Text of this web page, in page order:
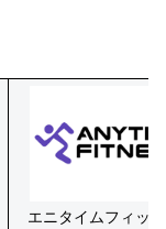
エニタイムフィッ